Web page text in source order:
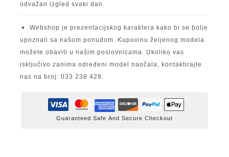
odvažan izgled svaki dan.
Webshop je prezentacijskog karaktera kako bi se bolje
upoznali sa našom ponudom. Kupovinu željenog modela
možete obaviti u našim poslovnicama. Ukoliko vas
isključivo zanima određeni model naočala, kontaktirajte
nas na broj: 033 238 428.
Guaranteed Safe And Secure Checkout